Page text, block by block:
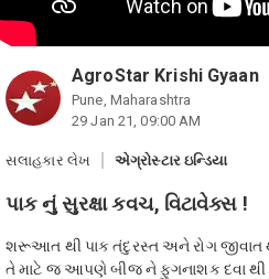
AgroStar Krishi Gyaan
Pune, Maharashtra
29 Jan 21, 09:00 AM
સલાહકાર લેખ એગ્રોસ્ટાર ઇન્ડિયા
પાક નું સુરક્ષા કવચ, વિટાવેક્સ !
શરૂઆત થી પાક તંદુરસ્ત અને રોગ
તે માટે જ આપણે બીજ ને ફુગનાશક દવા